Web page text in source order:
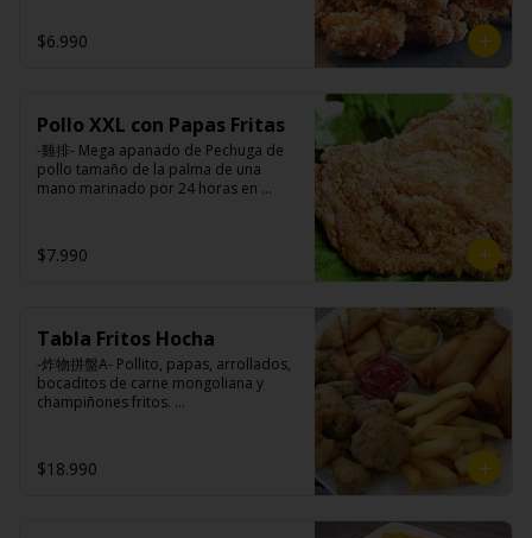
Ingredientes:
Pechuga de pollo con hueso, harina de
pimienta, sal, ajo, cebollín, azúcar.
$6.990
Pollo XXL con Papas Fritas
-雞排- Mega apanado de Pechuga de
pollo tamaño de la palma de una
mano marinado por 24 horas en
acompañado de papas fritas.
Pechuga de pollo con hueso, harina de
tapioca, ají, pimienta, extracto de
cerdo, extracto de papaya, salsa de
soya, soya, especias taiwanesas,
pimienta, sal, ajo, cebollín, azúcar y
$7.990
Tabla Fritos Hocha
-炸物拼盤A- Pollito, papas, arrollados,
bocaditos de carne mongoliana y
champiñones fritos.
indica en esta descripción.)
$18.990